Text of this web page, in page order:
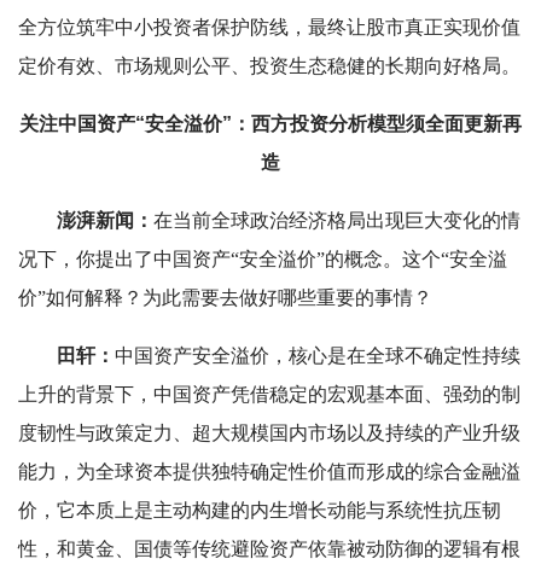
全方位筑牢中小投资者保护防线，最终让股市真正实现价值
定价有效、市场规则公平、投资生态稳健的长期向好格局。
关注中国资产“安全溢价”：西方投资分析模型须全面更新再
造
澎湃新闻： 在当前全球政治经济格局出现巨大变化的情
况下，你提出了中国资产“安全溢价”的概念。这个“安全溢
价”如何解释？为此需要去做好哪些重要的事情？
田轩： 中国资产安全溢价，核心是在全球不确定性持续
上升的背景下，中国资产凭借稳定的宏观基本面、强劲的制
度韧性与政策定力、超大规模国内市场以及持续的产业升级
能力，为全球资本提供独特确定性价值而形成的综合金融溢
价，它本质上是主动构建的内生增长动能与系统性抗压韧
性，和黄金、国债等传统避险资产依靠被动防御的逻辑有根